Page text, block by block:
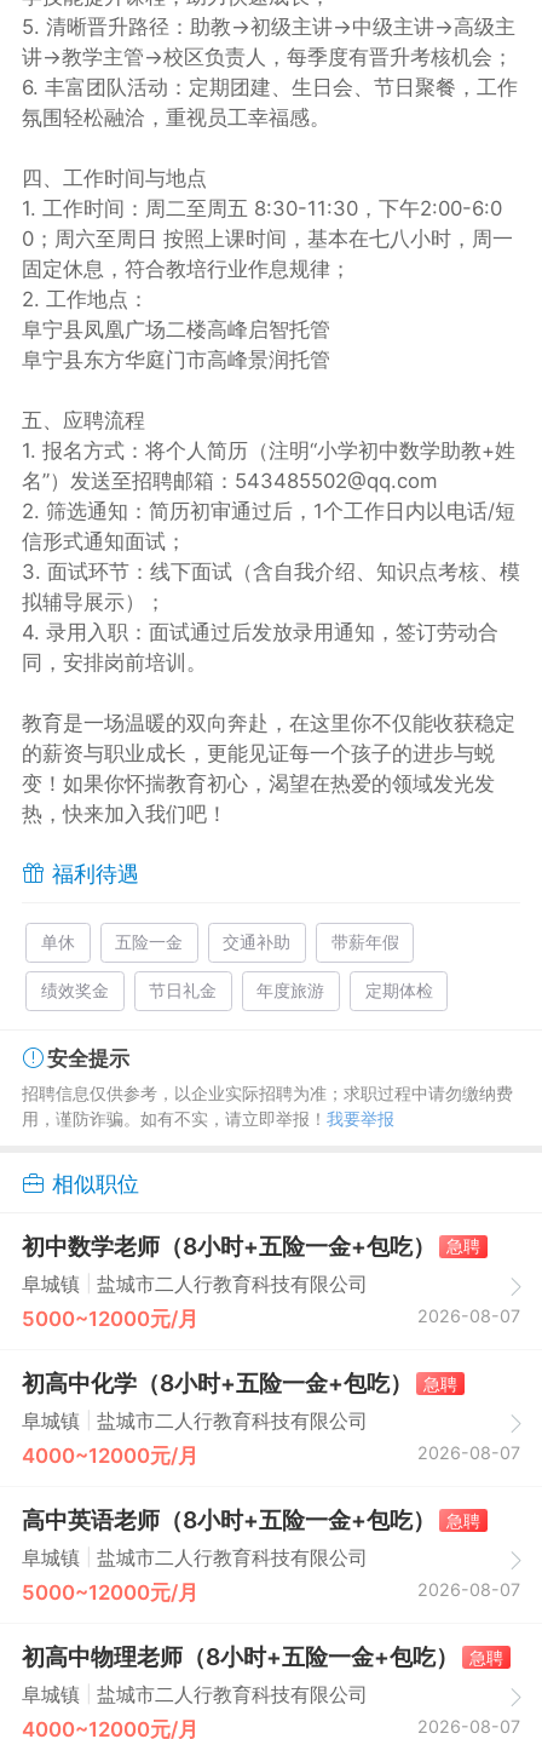
5. 清晰晋升路径：助教→初级主讲→中级主讲→高级主
讲→教学主管→校区负责人，每季度有晋升考核机会；
6. 丰富团队活动：定期团建、生日会、节日聚餐，工作
氛围轻松融洽，重视员工幸福感。
四、工作时间与地点
1. 工作时间：周二至周五 8:30-11:30，下午2:00-6:0
0；周六至周日 按照上课时间，基本在七八小时，周一
固定休息，符合教培行业作息规律；
2. 工作地点：
阜宁县凤凰广场二楼高峰启智托管
阜宁县东方华庭门市高峰景润托管
五、应聘流程
1. 报名方式：将个人简历（注明“小学初中数学助教+姓
名”）发送至招聘邮箱：543485502@qq.com
2. 筛选通知：简历初审通过后，1个工作日内以电话/短
信形式通知面试；
3. 面试环节：线下面试（含自我介绍、知识点考核、模
拟辅导展示）；
4. 录用入职：面试通过后发放录用通知，签订劳动合
同，安排岗前培训。
教育是一场温暖的双向奔赴，在这里你不仅能收获稳定
的薪资与职业成长，更能见证每一个孩子的进步与蜕
变！如果你怀揣教育初心，渴望在热爱的领域发光发
热，快来加入我们吧！
福利待遇
单休 五险一金 交通补助 带薪年假
绩效奖金 节日礼金 年度旅游 定期体检
安全提示
招聘信息仅供参考，以企业实际招聘为准；求职过程中请勿缴纳费
用，谨防诈骗。如有不实，请立即举报！ 我要举报
相似职位
初中数学老师（8小时+五险一金+包吃）
急聘
阜城镇
盐城市二人行教育科技有限公司
5000~12000元/月 2026-08-07
初高中化学（8小时+五险一金+包吃）
急聘
阜城镇
盐城市二人行教育科技有限公司
4000~12000元/月 2026-08-07
高中英语老师（8小时+五险一金+包吃）
急聘
阜城镇
盐城市二人行教育科技有限公司
5000~12000元/月 2026-08-07
初高中物理老师（8小时+五险一金+包吃）
急聘
阜城镇
盐城市二人行教育科技有限公司
4000~12000元/月 2026-08-07